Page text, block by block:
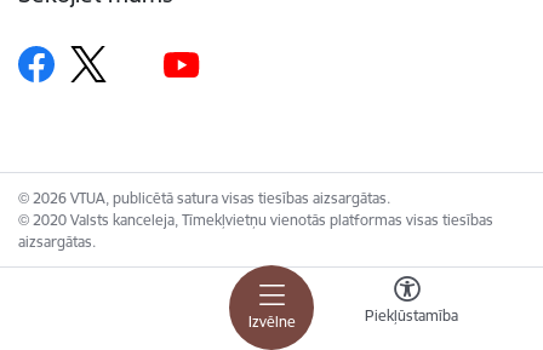
Izvēlne Piekļūstamība
© 2026 VTUA, publicētā satura visas tiesības aizsargātas.
© 2020 Valsts kanceleja, Tīmekļvietņu vienotās platformas visas tiesības
aizsargātas.